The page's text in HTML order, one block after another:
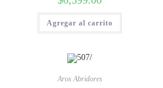
Agregar al carrito
Aros Abridores